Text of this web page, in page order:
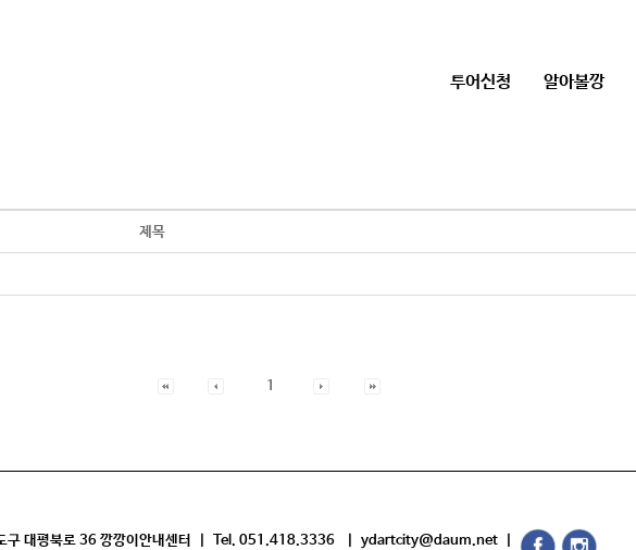
투어신청 알아볼깡
제목
1
구 대평북로 36 깡깡이안내센터 | Tel. 051.418.3336 | ydartcity@daum.net |